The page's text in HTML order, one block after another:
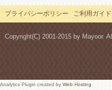
プライバシーポリシー ご利用ガイド
Copyright(C) 2001-2015 by Mayoor.
Analytics Plugin created byWeb Hosting